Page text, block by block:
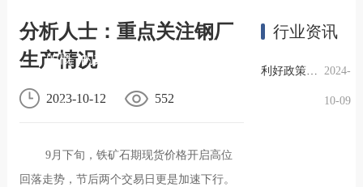
的概
况
的文
化
分析人士：重点关注钢厂
生产情况
2023-10-12 552
9月下旬，铁矿石期现货价格开启高位
回落走势，节后两个交易日更是加速下行。
行业资讯
利好政策提振钢市信心，四季度行业需求或小幅上升 2024-
10-09